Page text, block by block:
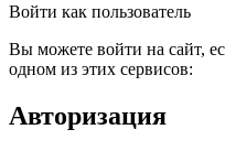
Войти как пользователь
Вы можете войти на сайт,
одном из этих сервисов:
Авторизация